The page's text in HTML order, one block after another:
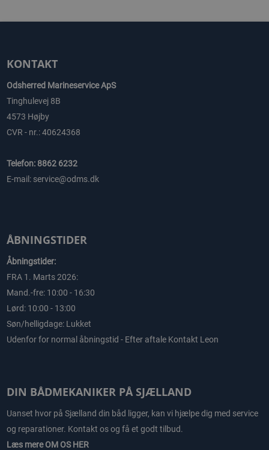
KONTAKT
Odsherred Marineservice ApS
Tinghulevej 8B
4573 Højby
CVR - nr.: 40624368
Telefon: 8862 6232
E-mail: service@odms.dk
ÅBNINGSTIDER
Åbningstider:
FRA 1. Marts 2026:
Mand.-fre: 10:00 - 16:30
Lørd: 10:00 - 13:00
Søn/helligdage: Lukket
Udenfor for normal åbningstid - Efter aftale Kontakt Leon
DIN BÅDMEKANIKER PÅ SJÆLLAND
Uanset hvor på Sjælland din båd ligger, kan vi hjælpe dig med service
og reparationer. Kontakt os og få et godt tilbud.
Læs mereOM OS HER